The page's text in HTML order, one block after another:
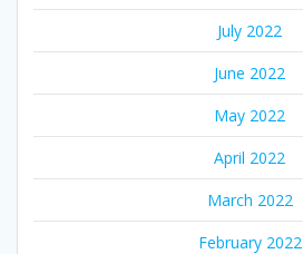
July 2022
June 2022
May 2022
April 2022
March 2022
February 2022